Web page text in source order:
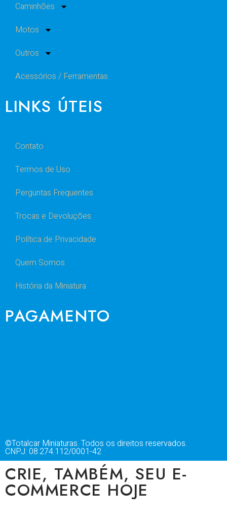
Caminhões
Motos
Outros
Acessórios / Ferramentas
LINKS ÚTEIS
Contato
Termos de Uso
Perguntas Frequentes
Trocas e Devoluções
Política de Privacidade
Quem Somos
História da Miniatura
PAGAMENTO
©Totalcar Miniaturas. Todos os direitos reservados.
CNPJ: 08.274.112/0001-42
CRIE, TAMBÉM, SEU E-
COMMERCE HOJE